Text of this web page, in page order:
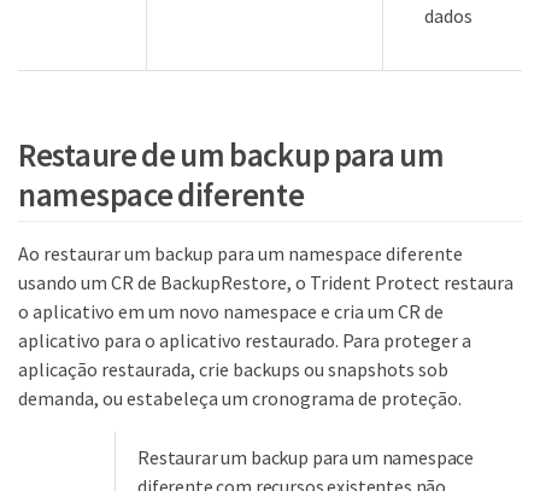
dados
Restaure de um backup para um
namespace diferente
Ao restaurar um backup para um namespace diferente
usando um CR de BackupRestore, o Trident Protect restaura
o aplicativo em um novo namespace e cria um CR de
aplicativo para o aplicativo restaurado. Para proteger a
aplicação restaurada, crie backups ou snapshots sob
demanda, ou estabeleça um cronograma de proteção.
Restaurar um backup para um namespace
diferente com recursos existentes não